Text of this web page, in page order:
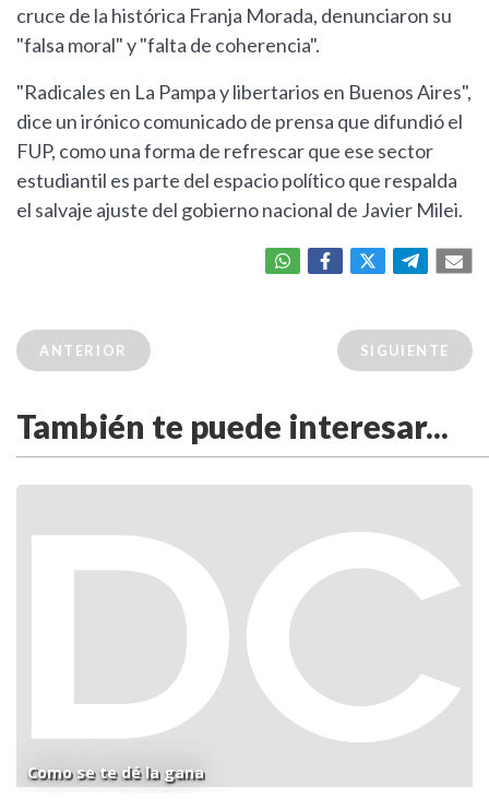
cruce de la histórica Franja Morada, denunciaron su
"falsa moral" y "falta de coherencia".
"Radicales en La Pampa y libertarios en Buenos Aires",
dice un irónico comunicado de prensa que difundió el
FUP, como una forma de refrescar que ese sector
estudiantil es parte del espacio político que respalda
el salvaje ajuste del gobierno nacional de Javier Milei.
ANTERIOR SIGUIENTE
También te puede interesar...
Como se te dé la gana